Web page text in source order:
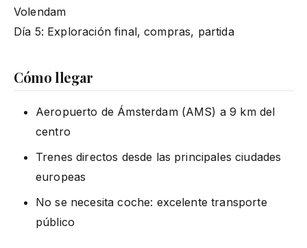
Volendam
Día 5: Exploración final, compras, partida
Cómo llegar
Aeropuerto de Ámsterdam (AMS) a 9 km del
centro
Trenes directos desde las principales ciudades
europeas
No se necesita coche: excelente transporte
público